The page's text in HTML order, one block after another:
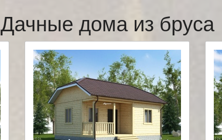
Дачные дома из бруса